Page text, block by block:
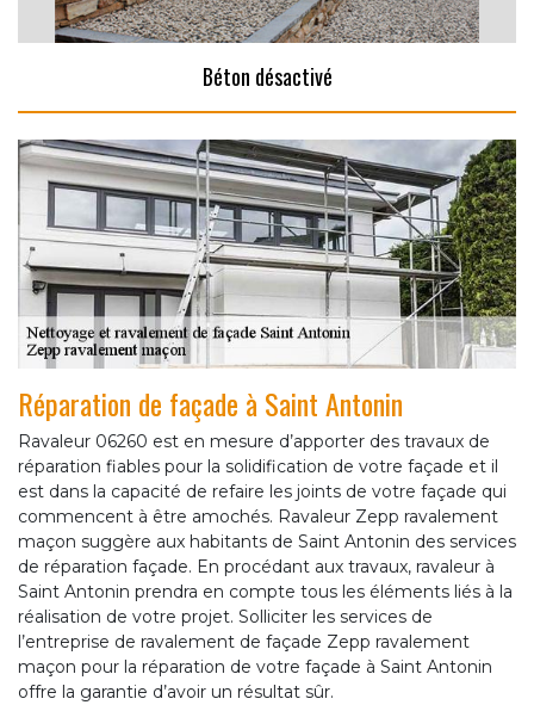
Béton désactivé
Réparation de façade à Saint Antonin
Ravaleur 06260 est en mesure d’apporter des travaux de
réparation fiables pour la solidification de votre façade et il
est dans la capacité de refaire les joints de votre façade qui
commencent à être amochés. Ravaleur Zepp ravalement
maçon suggère aux habitants de Saint Antonin des services
de réparation façade. En procédant aux travaux, ravaleur à
Saint Antonin prendra en compte tous les éléments liés à la
réalisation de votre projet. Solliciter les services de
l’entreprise de ravalement de façade Zepp ravalement
maçon pour la réparation de votre façade à Saint Antonin
offre la garantie d’avoir un résultat sûr.